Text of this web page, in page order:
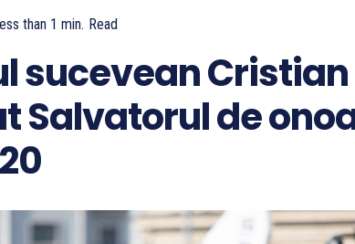
than 1 min. Read
sucevean
Salvatorul de